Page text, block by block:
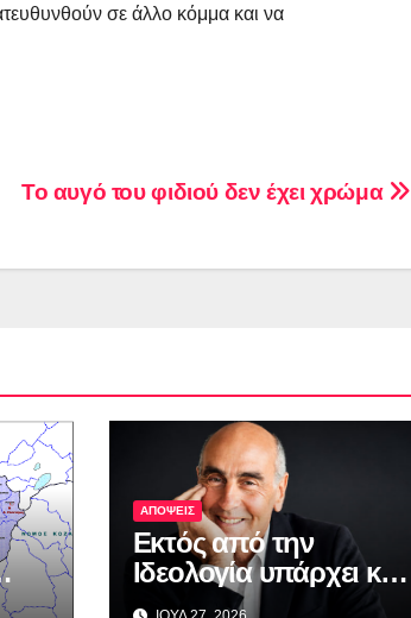
σε άλλο κόμμα και να
Το αυγό του φιδιού δεν έχει χρώμα
ΑΠΟΨΕΙΣ
Εκτός από την
Ιδεολογία υπάρχει και
η μοναξιά…